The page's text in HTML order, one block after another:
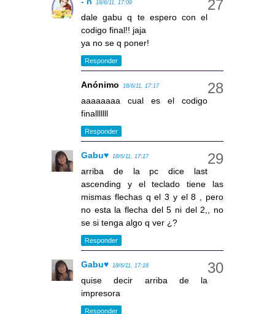
18/6/11, 17:09
dale gabu q te espero con el
codigo final!! jaja
ya no se q poner!
Responder
Anónimo 18/6/11, 17:17
aaaaaaaa cual es el codigo
finalllllll
Responder
Gabu♥ 18/6/11, 17:17
arriba de la pc dice last
ascending y el teclado tiene las
mismas flechas q el 3 y el 8 , pero
no esta la flecha del 5 ni del 2,, no
se si tenga algo q ver ¿?
Responder
Gabu♥ 18/6/11, 17:18
quise decir arriba de la
impresora
Responder